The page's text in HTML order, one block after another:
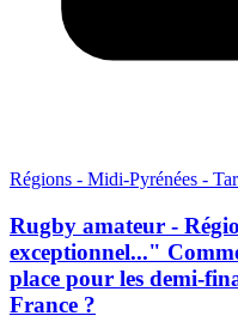
Régions - Midi-Pyrénées -
Rugby amateur -
exceptionnel..."
place pour les demi-
France ?